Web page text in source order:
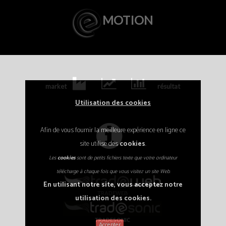
Utilisation des cookies
Afin de vous fournir la meilleure expérience en ligne ce
site utilise descookies.
Lescookiessont de petits fichiers texte que votre ordinateur
télécharge à chaque fois que vous visitez un site Web.
En utilisant notre site, vous acceptez notre
utilisation des cookies.
MOTION
market résultat
TRADEWEB
TRADESONIC